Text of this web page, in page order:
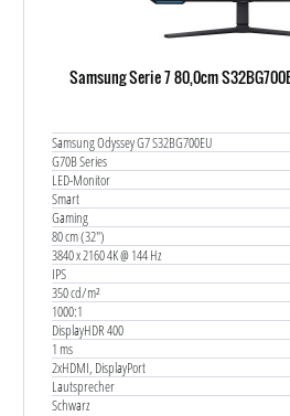
Samsung Serie 7 80,0cm
Samsung Odyssey G7 S32BG700EU
G70B Series
LED-Monitor
Smart
Gaming
80 cm (32")
3840 x 2160 4K @ 144 Hz
IPS
350 cd/m²
1000:1
DisplayHDR 400
1 ms
2xHDMI, DisplayPort
Lautsprecher
Schwarz